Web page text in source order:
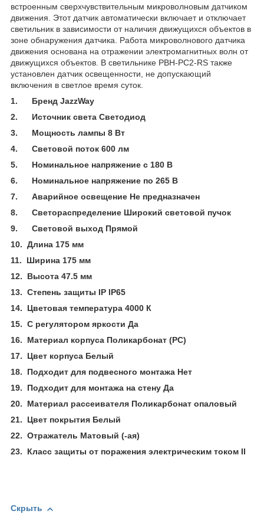
встроенным сверхчувствительным микроволновым датчиком
движения. Этот датчик автоматически включает и отключает
светильник в зависимости от наличия движущихся объектов в
зоне обнаружения датчика. Работа микроволнового датчика
движения основана на отражении электромагнитных волн от
движущихся объектов. В светильнике PBH-PC2-RS также
установлен датчик освещенности, не допускающий
включения в светлое время суток.
1.
Бренд JazzWay
2.
Источник света Светодиод
3.
Мощность лампы 8 Вт
4.
Световой поток 600 лм
5.
Номинальное напряжение с 180 В
6.
Номинальное напряжение по 265 В
7.
Аварийное освещение Не предназначен
8.
Светораспределение Широкий световой пучок
9.
Световой выход Прямой
10. Длина 175 мм
11.
Ширина 175 мм
12.
Высота 47.5 мм
13. Степень защиты IP IP65
14.
Цветовая температура 4000 К
15. С регулятором яркости Да
16.
Материал корпуса Поликарбонат (PC)
17.
Цвет корпуса Белый
18.
Подходит для подвесного монтажа Нет
19.
Подходит для монтажа на стену Да
20.
Материал рассеивателя Поликарбонат опаловый
21.
Цвет покрытия Белый
22. Отражатель Матовый (-ая)
23.
Класс защиты от поражения электрическим током II
Скрыть